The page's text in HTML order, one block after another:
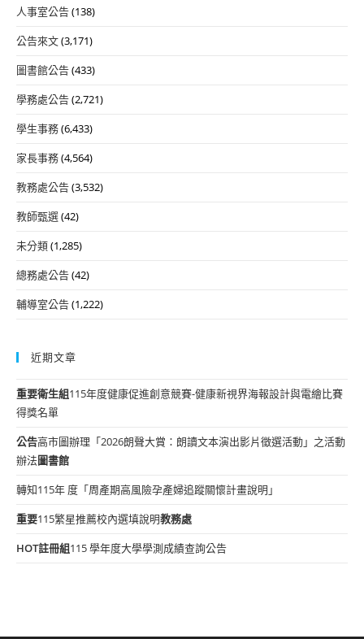
人事室公告(138)
公告來文(3,171)
圖書館公告(433)
學務處公告(2,721)
學生事務(6,433)
家長事務(4,564)
教務處公告(3,532)
教師甄選(42)
未分類(1,285)
總務處公告(42)
輔導室公告(1,222)
近期文章
重要衛生組115年度健康促進創意競賽-健康新視界海報設計與電繪比賽
得獎名單
公告高市圖辦理「2026朗聲大賞：朗讀文本演出影片徵選活動」之活動
辦法圖書館
轉知115年 度「周產期高風險孕產婦追蹤關懷計畫說明」
重要115繁星推薦校內選填說明教務處
HOT註冊組115 學年度大學學測成績查詢公告